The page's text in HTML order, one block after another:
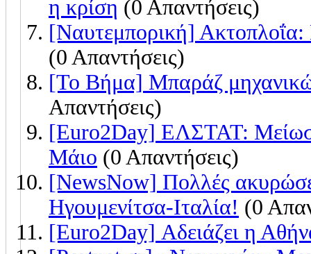
η κρίση (0 Απαντήσεις)
[Ναυτεμπορική] Ακτοπλοΐα:
(0 Απαντήσεις)
[Το Βήμα] Μπαράζ
Απαντήσεις)
[Euro2Day] ΕΛΣΤΑΤ:
Μάιο (0 Απαντήσεις)
[NewsNow] Πολλές
Ηγουμενίτσα-Ιταλία! (0
[Euro2Day] Αδειάζει η